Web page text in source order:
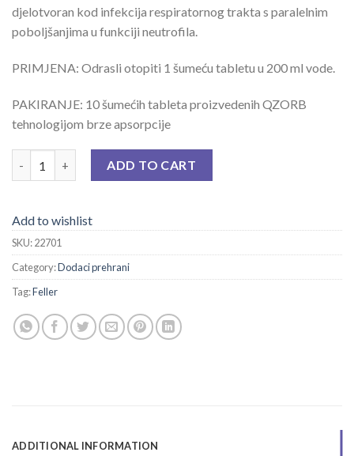
djelotvoran kod infekcija respiratornog trakta s paralelnim
poboljšanjima u funkciji neutrofila.
PRIMJENA: Odrasli otopiti 1 šumeću tabletu u 200 ml vode.
PAKIRANJE: 10 šumećih tableta proizvedenih QZORB
tehnologijom brze apsorpcije
ADD TO CART
Add to wishlist
SKU:22701
Category:Dodaci prehrani
Tag:Feller
ADDITIONAL INFORMATION